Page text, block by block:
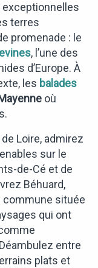
terres
promenade : le
, l’une des
d’Europe. À
les balades
Mayenne où
Loire, admirez
sur le
de-Cé et de
Béhuard,
commune située
qui ont
entre
plats et